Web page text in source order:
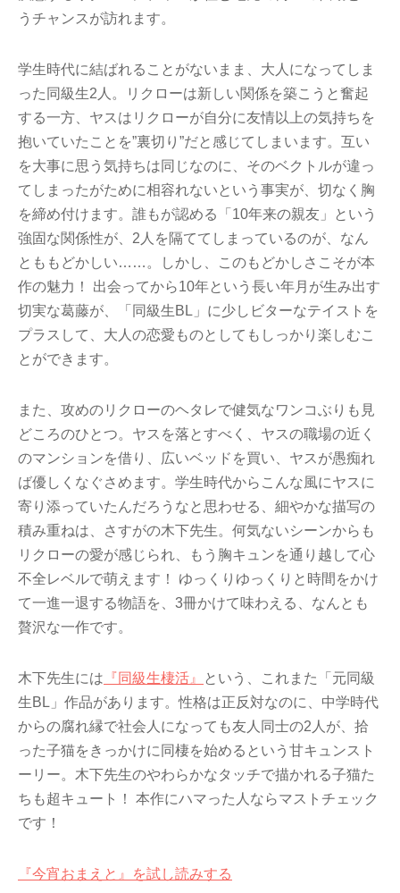
うチャンスが訪れます。
学生時代に結ばれることがないまま、大人になってしま
った同級生2人。リクローは新しい関係を築こうと奮起
する一方、ヤスはリクローが自分に友情以上の気持ちを
抱いていたことを”裏切り”だと感じてしまいます。互い
を大事に思う気持ちは同じなのに、そのベクトルが違っ
てしまったがために相容れないという事実が、切なく胸
を締め付けます。誰もが認める「10年来の親友」という
強固な関係性が、2人を隔ててしまっているのが、なん
とももどかしい……。しかし、このもどかしさこそが本
作の魅力！ 出会ってから10年という長い年月が生み出す
切実な葛藤が、「同級生BL」に少しビターなテイストを
プラスして、大人の恋愛ものとしてもしっかり楽しむこ
とができます。
また、攻めのリクローのヘタレで健気なワンコぶりも見
どころのひとつ。ヤスを落とすべく、ヤスの職場の近く
のマンションを借り、広いベッドを買い、ヤスが愚痴れ
ば優しくなぐさめます。学生時代からこんな風にヤスに
寄り添っていたんだろうなと思わせる、細やかな描写の
積み重ねは、さすがの木下先生。何気ないシーンからも
リクローの愛が感じられ、もう胸キュンを通り越して心
不全レベルで萌えます！ ゆっくりゆっくりと時間をかけ
て一進一退する物語を、3冊かけて味わえる、なんとも
贅沢な一作です。
木下先生には 『同級生棲活』
という、これまた「元同級
生BL」作品があります。性格は正反対なのに、中学時代
からの腐れ縁で社会人になっても友人同士の2人が、拾
った子猫をきっかけに同棲を始めるという甘キュンスト
ーリー。木下先生のやわらかなタッチで描かれる子猫た
ちも超キュート！ 本作にハマった人ならマストチェック
です！
『今宵おまえと』を試し読みする